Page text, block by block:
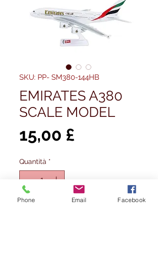
SKU: PP- SM380-144HB
EMIRATES A380
SCALE MODEL
15,00 £
Quantità *
Esaurito
Phone Email Facebook